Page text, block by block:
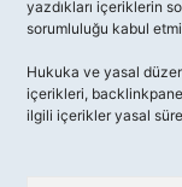
yazdıkları içeriklerin
sorumluluğu kabul
Hukuka ve yasal
içerikleri,
ilgili içerikler yasal